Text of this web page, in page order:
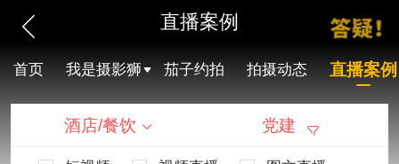
直播案例
首页 我是摄影狮 茄子约拍 拍摄动态 直播案例
酒店/餐饮 党建